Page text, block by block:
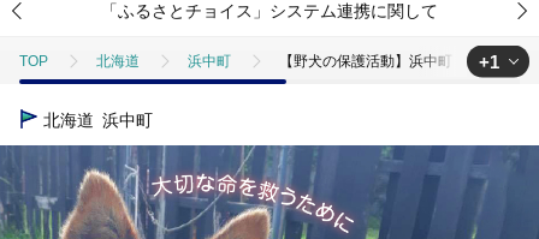
「ふるさとチョイス」システム連携に関して
TOP 北海道 浜中町 【野犬の保護活動】浜中町「ドッグ
TOP
+1
北海道 浜中町